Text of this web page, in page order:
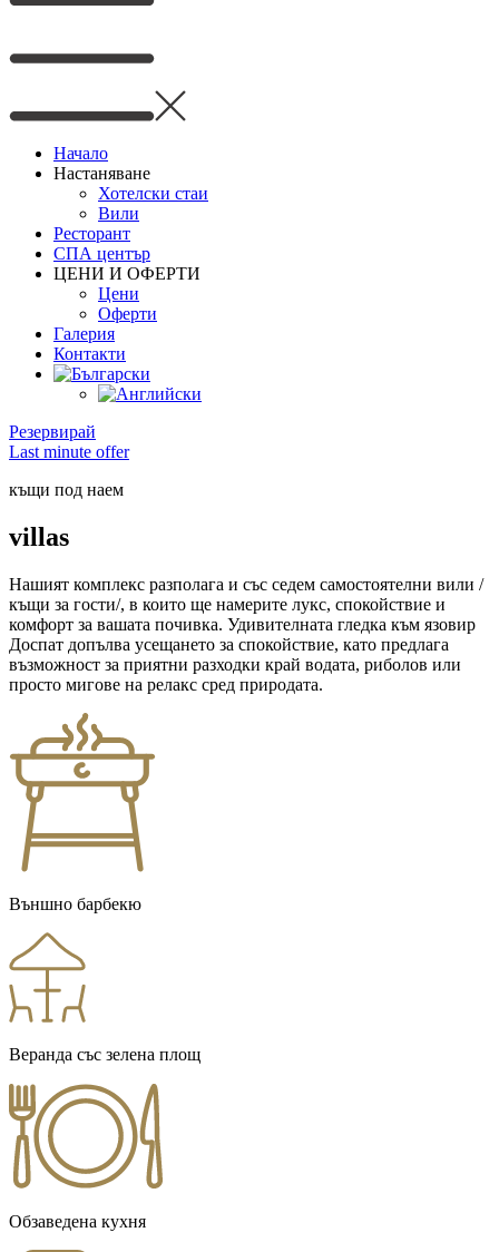
Начало
Настаняване
Хотелски стаи
Вили
Ресторант
СПА център
ЦЕНИ И ОФЕРТИ
Цени
Oферти
Галерия
Контакти
Резервирай
Last minute offer
къщи под наем
villas
Нашият комплекс разполага и със седем самостоятелни вили /
къщи за гости/, в които ще намерите лукс, спокойствие и
комфорт за вашата почивка. Удивителната гледка към язовир
Доспат допълва усещането за спокойствие, като предлага
възможност за приятни разходки край водата, риболов или
просто мигове на релакс сред природата.
Външно барбекю
Веранда със зелена площ
Обзаведена кухня